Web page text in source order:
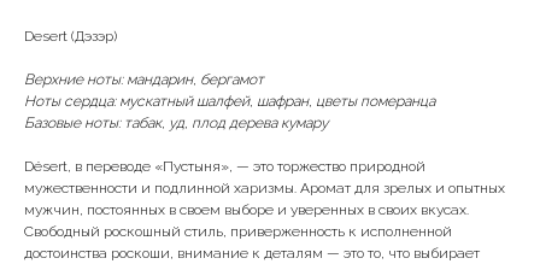
Desert (Дэзэр)
Верхние ноты: мандарин, бергамот
Ноты сердца: мускатный шалфей, шафран, цветы померанца
Базовые ноты: табак, уд, плод дерева кумару
Désert, в переводе «Пустыня», — это торжество природной
мужественности и подлинной харизмы. Аромат для зрелых и опытных
мужчин, постоянных в своем выборе и уверенных в своих вкусах.
Свободный роскошный стиль, приверженность к исполненной
достоинства роскоши, внимание к деталям — это то, что выбирает